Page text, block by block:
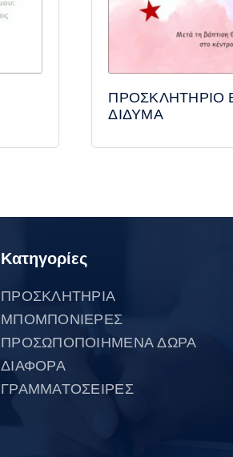
ΠΡΟΣΚΛΗΤΗΡΙΟ
ΔΙΔΥΜΑ
Κατηγορίες
ΠΡΟΣΚΛΗΤΗΡΙΑ
ΜΠΟΜΠΟΝΙΕΡΕΣ
ΠΡΟΣΩΠΟΠΟΙΗΜΕΝΑ ΔΩΡΑ
ΔΙΑΦΟΡΑ
ΓΡΑΜΜΑΤΟΣΕΙΡΕΣ